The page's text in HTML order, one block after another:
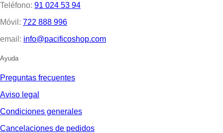
Teléfono: 91 024 53 94
Móvil: 722 888 996
email: info@pacificoshop.com
Ayuda
Preguntas frecuentes
Aviso legal
Condiciones generales
Cancelaciones de pedidos